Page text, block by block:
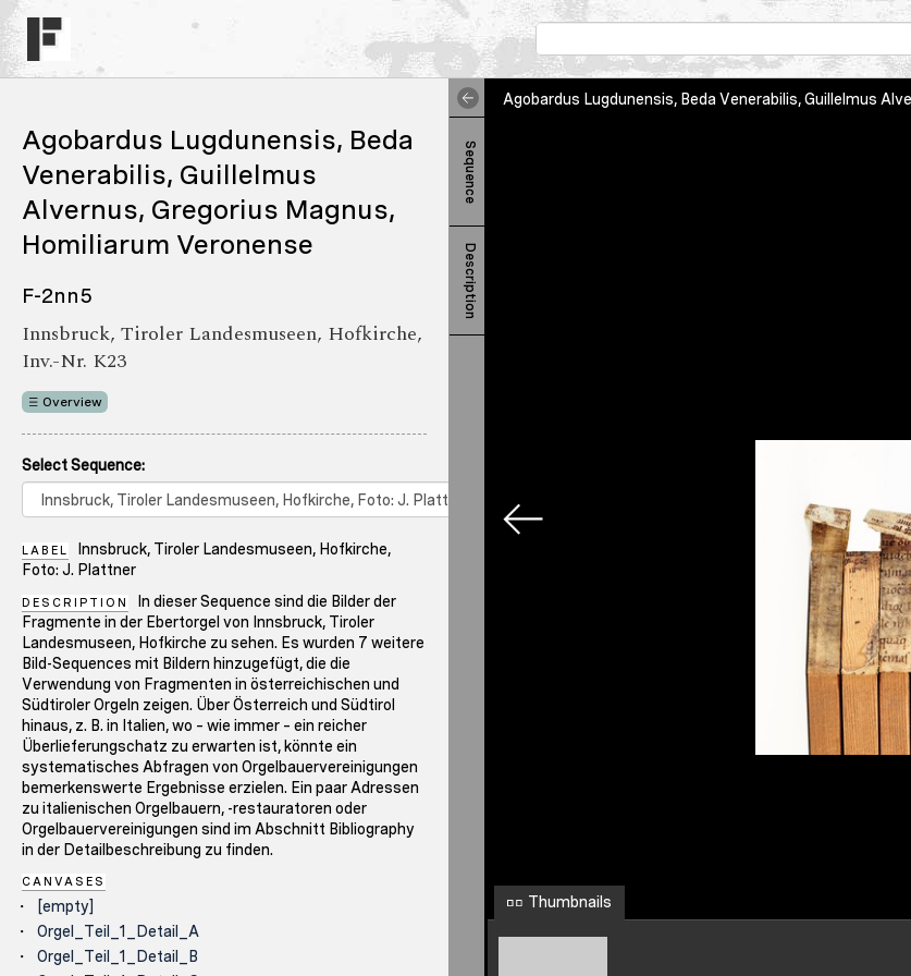
Agobardus Lugdunensis, Beda
Venerabilis, Guillelmus
Alvernus, Gregorius Magnus,
Homiliarum Veronense
F-2nn5
Innsbruck, Tiroler Landesmuseen, Hofkirche,
Inv.-Nr. K23
Overview
Select Sequence:
LABEL
Innsbruck, Tiroler Landesmuseen, Hofkirche,
Foto: J. Plattner
DESCRIPTION
In dieser Sequence sind die Bilder der
Fragmente in der Ebertorgel von Innsbruck, Tiroler
Landesmuseen, Hofkirche zu sehen. Es wurden 7 weitere
Bild-Sequences mit Bildern hinzugefügt, die die
Verwendung von Fragmenten in österreichischen und
Südtiroler Orgeln zeigen. Über Österreich und Südtirol
hinaus, z. B. in Italien, wo – wie immer – ein reicher
Überlieferungschatz zu erwarten ist, könnte ein
systematisches Abfragen von Orgelbauervereinigungen
bemerkenswerte Ergebnisse erzielen. Ein paar Adressen
zu italienischen Orgelbauern, -restauratoren oder
Orgelbauervereinigungen sind im Abschnitt Bibliography
in der Detailbeschreibung zu finden.
CANVASES
[empty]
Orgel_Teil_1_Detail_A
Orgel_Teil_1_Detail_B
Sequence
Description
Thumbnails